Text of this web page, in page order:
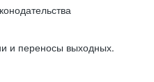
и переносы выходных.